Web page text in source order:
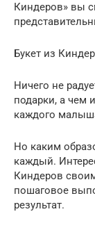
Киндеров» вы
Букет из
Ничего не
подарки, а чем
каждого
Но каким
каждый.
Киндеров
пошаговое
результат.